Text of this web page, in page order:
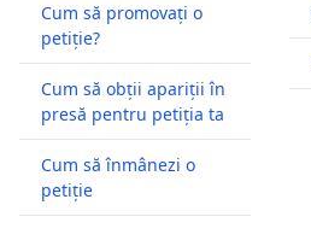
Cum să promovați o
petiție?
Cum să obții apariții în
presă pentru petiția ta
Cum să înmânezi o
petiție